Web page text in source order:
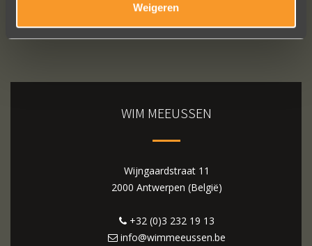
Weigeren
WIM MEEUSSEN
Wijngaardstraat 11
2000 Antwerpen (België)
+32 (0)3 232 19 13
info@wimmeeussen.be